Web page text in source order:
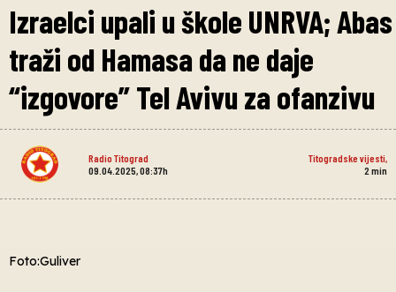
Izraelci upali u škole UNRVA; Abas
traži od Hamasa da ne daje
“izgovore” Tel Avivu za ofanzivu
Radio Titograd Titogradske vijesti
09.04.2025, 08:37h
2 min
Foto:Guliver